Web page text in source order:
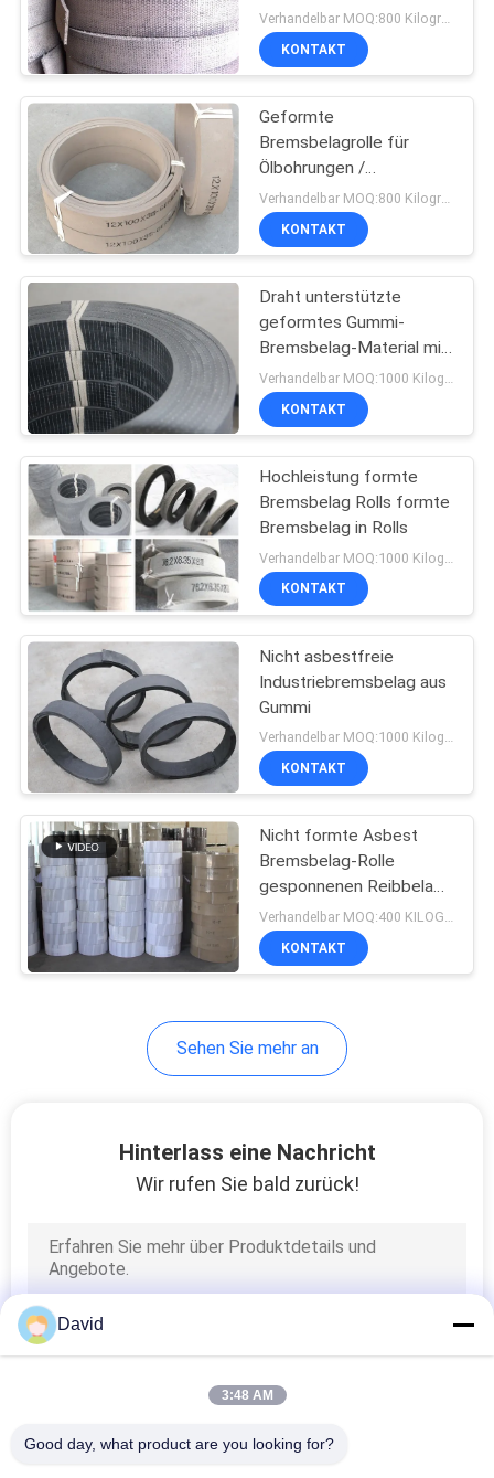
PRIVACY
POLICY
Grundbremsbelag
Verhandelbar MOQ:800 Kilogramm
KONTAKT
Geformte
Bremsbelagrolle für
Ölbohrungen /
Geformt
KONTAKT
Draht unterstützte
geformtes Gummi-
Bremsbelag-Material mit
Stahl-Mesh High
Tenacity
KONTAKT
Hochleistung formte
Bremsbelag Rolls formte
Bremsbelag in Rolls
KONTAKT
Nicht asbestfreie
Industriebremsbelag aus
Gummi
Verhandelbar MOQ:1000 Kilogramm
KONTAKT
Nicht formte Asbest
Bremsbelag-Rolle
gesponnenen Reibbelag-
Material-Asbest-freien
Bremsbelag
Verhandelbar MOQ:400 KILOGRAMM
KONTAKT
Sehen Sie mehr an
Hinterlass eine Nachricht
Wir rufen Sie bald zurück!
David
3:48 AM
Good day, what product are you looking for?